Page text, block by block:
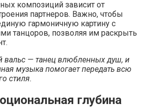
композиций зависит от
партнеров. Важно, чтобы
гармоничную картину с
танцоров, позволяя им раскрыть
вальс — танец влюбленных душ, и
музыка помогает передать всю
стиля.
глубина